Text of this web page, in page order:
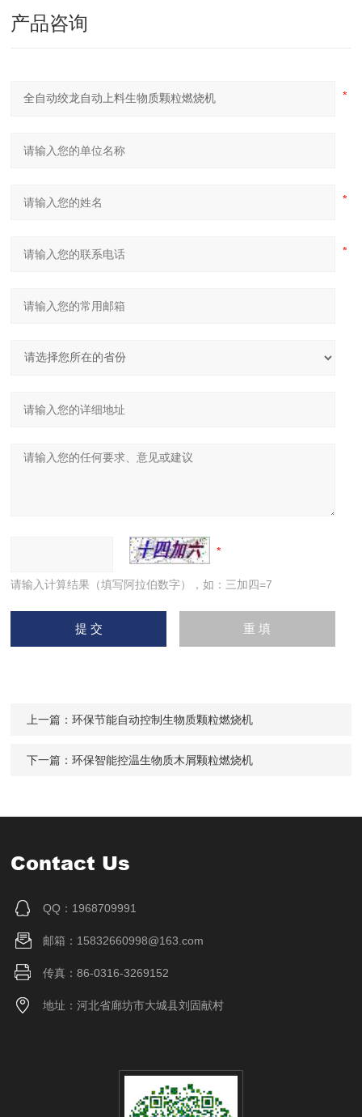
产品咨询
请输入计算结果（填写阿拉伯数字），如：三加四=7
上一篇：环保节能自动控制生物质颗粒燃烧机
下一篇：环保智能控温生物质木屑颗粒燃烧机
Contact Us
QQ：1968709991
邮箱：15832660998@163.com
传真：86-0316-3269152
地址：河北省廊坊市大城县刘固献村